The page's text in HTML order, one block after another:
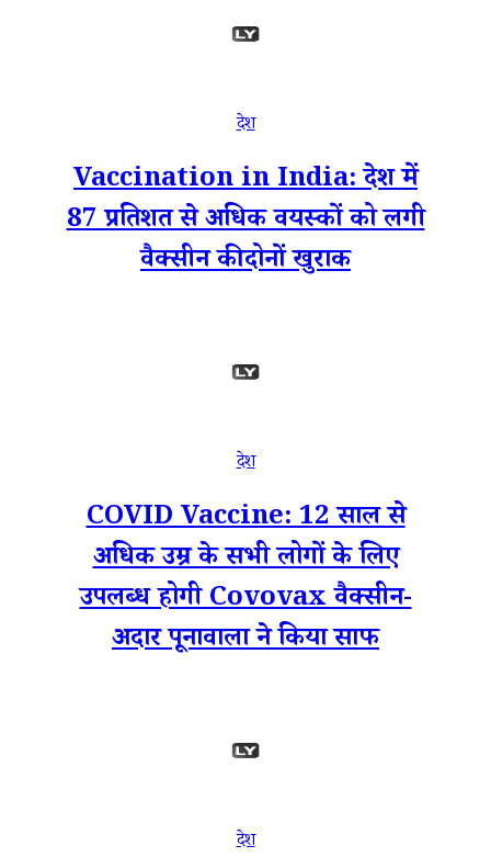
देश
Vaccination in India: देश में
87 प्रतिशत से अधिक वयस्कों को लगी
वैक्सीन की दोनों खुराक
देश
COVID Vaccine: 12 साल से
अधिक उम्र के सभी लोगों के लिए
उपलब्ध होगी Covovax वैक्सीन-
अदार पूनावाला ने किया साफ
देश